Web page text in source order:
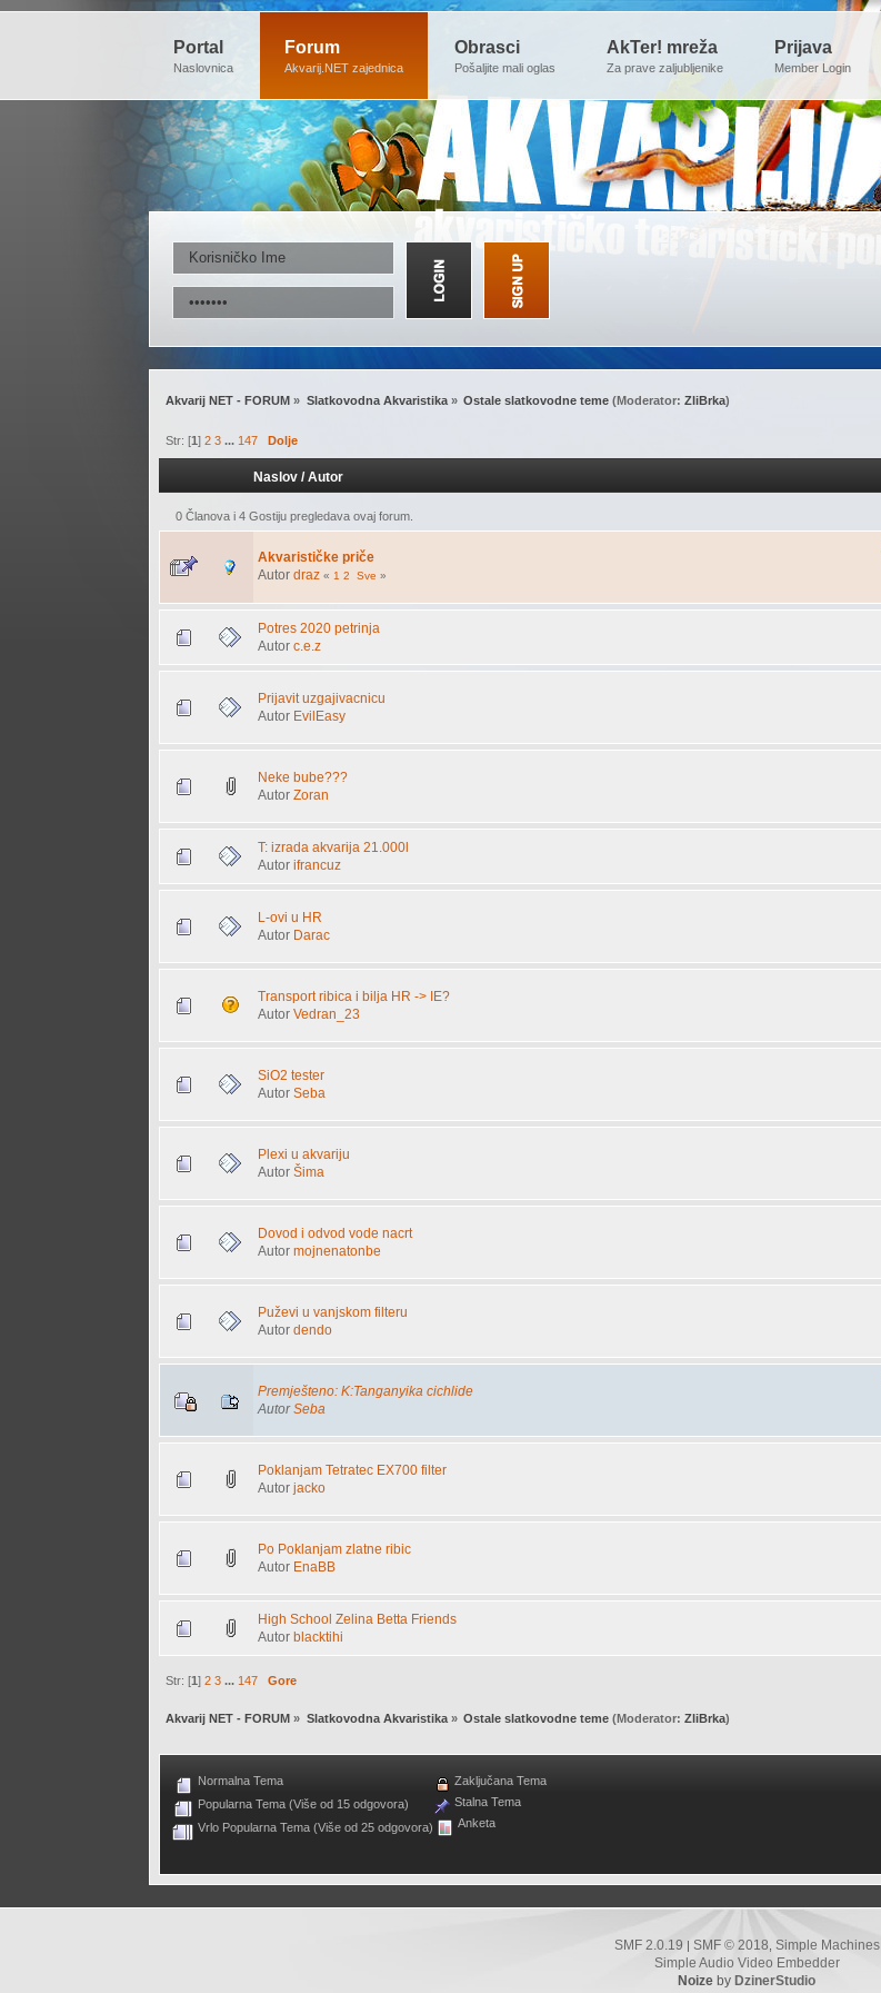
Portal
Naslovnica
Forum
Akvarij.NET zajednica
Obrasci
Pošaljite mali oglas
AkTer! mreža
Za prave zaljubljenike
Prijava
Member Login
Akvarij NET - FORUM » Slatkovodna Akvaristika» Ostale slatkovodne teme (Moderator:ZliBrka)
Str: [1] 2 3 ... 147 Dolje
Naslov /Autor
0 Članova i 4 Gostiju pregledava ovaj forum.
Akvarističke priče
Autordraz « 1 2 Sve »
Potres 2020 petrinja
Autorc.e.z
Prijavit uzgajivacnicu
Autor EvilEasy
Neke bube???
AutorZoran
T: izrada akvarija 21.000l
Autorifrancuz
L-ovi u HR
Autor Darac
Transport ribica i bilja HR -> IE?
AutorVedran_23
SiO2 tester
AutorSeba
Plexi u akvariju
AutorŠima
Dovod i odvod vode nacrt
Autormojnenatonbe
Puževi u vanjskom filteru
Autordendo
Premješteno: K:Tanganyika cichlide
AutorSeba
Poklanjam Tetratec EX700 filter
Autorjacko
Po Poklanjam zlatne ribic
Autor EnaBB
High School Zelina Betta Friends
Autorblacktihi
Str: [1] 2 3 ... 147 Gore
Akvarij NET - FORUM » Slatkovodna Akvaristika» Ostale slatkovodne teme (Moderator:ZliBrka)
Normalna Tema
Popularna Tema (Više od 15 odgovora)
Vrlo Popularna Tema (Više od 25 odgovora)
Zaključana Tema
Stalna Tema
Anketa
SMF 2.0.19 | SMF © 2018 Simple Machines
Simple Audio Video Embedder
Noize by DzinerStudio